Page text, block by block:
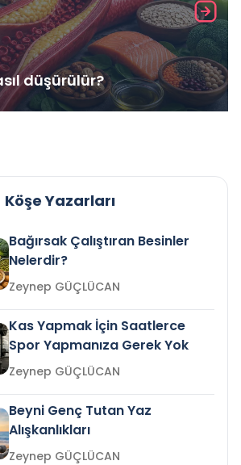
düşürülür?
Köşe Yazarları
Bağırsak Çalıştıran Besinler
Nelerdir?
Zeynep GÜÇLÜCAN
Kas Yapmak İçin Saatlerce
Spor Yapmanıza Gerek Yok
Zeynep GÜÇLÜCAN
Beyni Genç Tutan Yaz
Alışkanlıkları
Zeynep GÜÇLÜCAN